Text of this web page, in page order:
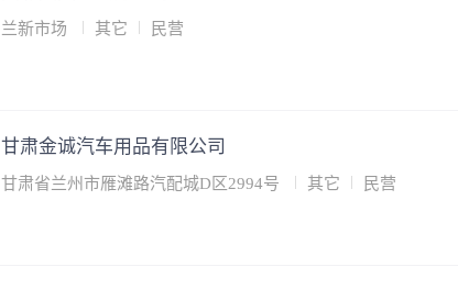
兰新市场 其它 民营
甘肃金诚汽车用品有限公司
甘肃省兰州市雁滩路汽配城D区2994号 其它 民营